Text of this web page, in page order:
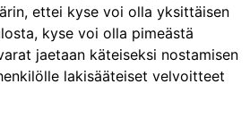
ettei kyse voi olla yksittäisen
kyse voi olla pimeästä
jaetaan käteiseksi nostamisen
lakisääteiset velvoitteet